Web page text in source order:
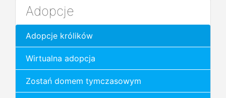
Adopcje
Adopcje królików
Wirtualna adopcja
Zostań domem tymczasowym